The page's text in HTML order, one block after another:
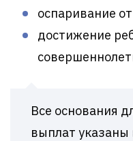
оспаривание
достижение
Все основания
выплат указаны